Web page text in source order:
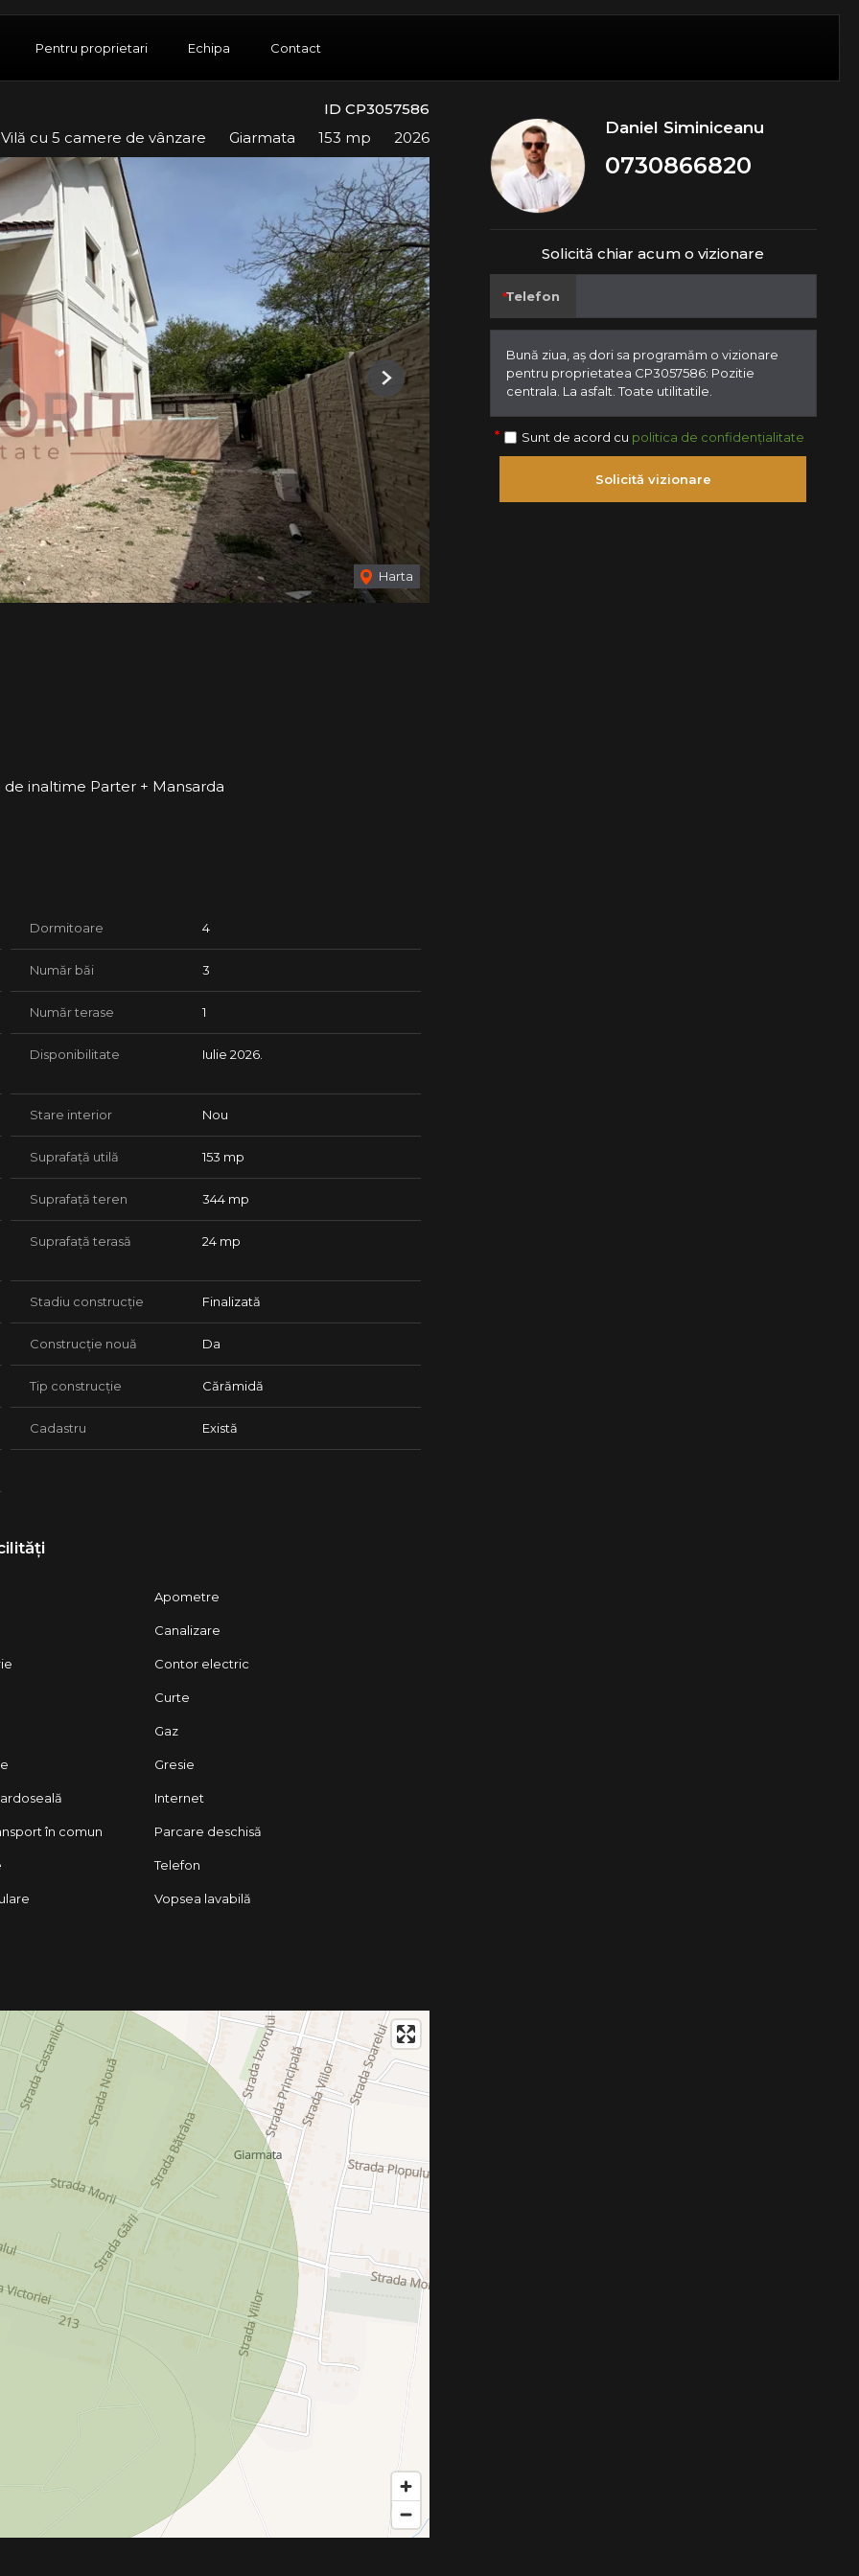
Pentru proprietari Echipa Contact
ID CP3057586
Vilă cu 5 camere de vânzare Giarmata 153 mp 2026
Harta
Next
inaltime Parter + Mansarda
baie, terasa;
ferestre cu tamplarie PVC si geam termopan, usa
sanitare noi ;
de acces fiind asfaltat .
ale aceluiasi dezvoltator.
credit bancar.
Dormitoare 4
Număr băi 3
Număr terase 1
Disponibilitate Iulie 2026.
Stare interior Nou
Suprafață utilă 153 mp
Suprafață teren 344 mp
Suprafață terasă 24 mp
Stadiu construcție Finalizată
Construcție nouă Da
Tip construcție Cărămidă
Cadastru Există
Apometre
Canalizare
Contor electric
Curte
Gaz
Gresie
Internet
în comun Parcare deschisă
Telefon
Vopsea lavabilă
Daniel Siminiceanu
0730866820
Solicită chiar acum o vizionare
Telefon
Sunt de acord cu politica de confidențialitate
Solicită vizionare